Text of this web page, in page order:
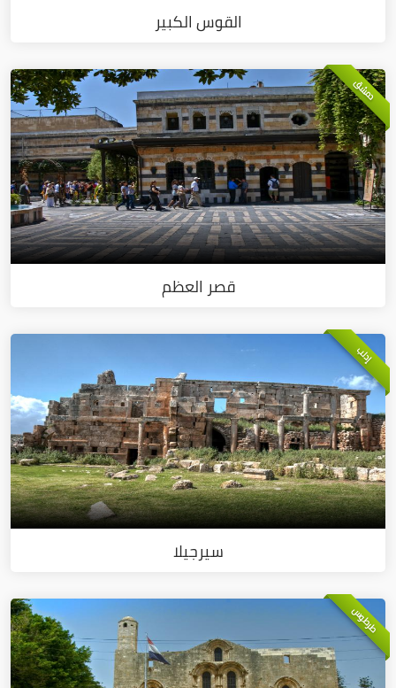
القوس الكبير
دمشق
قصر العظم
إدلب
سيرجيلا
طرطوس